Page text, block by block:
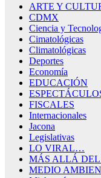
ARTE Y
CDMX
Ciencia y
Cimatológicas
Climatológicas
Deportes
Economía
EDUCACIÓN
FISCALES
Internacionales
Jacona
Legislativas
LO VIRAL…
MÁS ALLÁ
MEDIO